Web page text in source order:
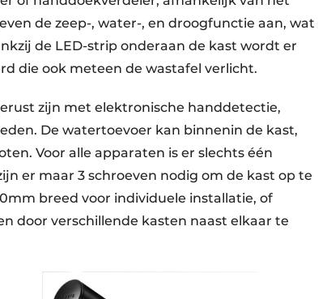
de zeep-, water-, en droogfunctie aan, wat
de LED-strip onderaan de kast wordt er
die ook meteen de wastafel verlicht.
zijn met elektronische handdetectie,
De water­toevoer kan binnenin de kast,
Voor alle apparaten is er slechts één
er maar 3 schroeven nodig om de kast op te
breed voor individuele installatie, of
door verschillende kasten naast elkaar te